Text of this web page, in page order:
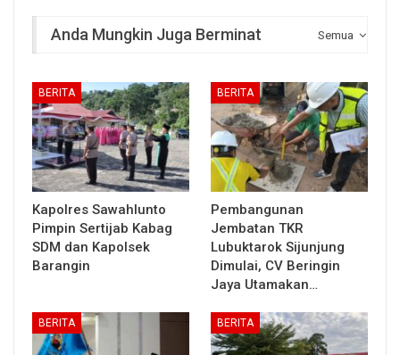
Semua
Anda Mungkin Juga Berminat
BERITA
Kapolres Sawahlunto
Pimpin Sertijab Kabag
SDM dan Kapolsek
Barangin
BERITA
Pembangunan
Jembatan TKR
Lubuktarok Sijunjung
Dimulai, CV Beringin
Jaya Utamakan…
BERITA BERITA